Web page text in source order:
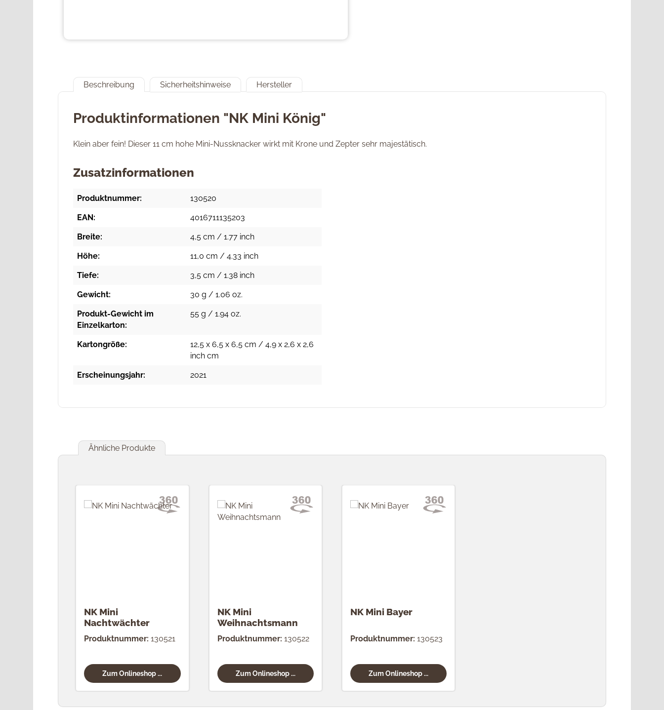
Beschreibung Sicherheitshinweise Hersteller
Produktinformationen "NK Mini König"
Klein aber fein! Dieser 11 cm hohe Mini-Nussknacker wirkt mit Krone und Zepter sehr majestätisch.
Zusatzinformationen
Produktnummer: 130520
EAN: 4016711135203
Breite: 4,5 cm / 1.77 inch
Höhe: 11,0 cm / 4.33 inch
Tiefe: 3,5 cm / 1.38 inch
Gewicht: 30 g / 1.06 oz.
Produkt-Gewicht im
Einzelkarton:
55 g / 1.94 oz.
Kartongröße:
12,5 x 6,5 x 6,5 cm / 4,9 x 2,6 x 2,6
inch cm
Erscheinungsjahr: 2021
Ähnliche Produkte
NK Mini
Nachtwächter
Produktnummer: 130521
Zum Onlineshop ...
NK Mini
Weihnachtsmann
Produktnummer: 130522
Zum Onlineshop ...
NK Mini Bayer
Produktnummer: 130523
Zum Onlineshop ...